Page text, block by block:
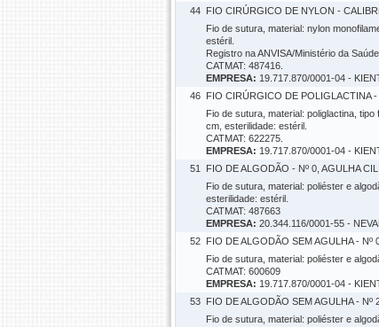
44 FIO CIRÚRGICO DE NYLON -
Fio de sutura, material: nylon
estéril.
Registro na ANVISA/Ministério da Saúde.
CATMAT: 487416.
EMPRESA: 19.717.870/0001-04 -
46 FIO CIRÚRGICO DE POLIGLACTINA
Fio de sutura, material: poliglactina,
cm, esterilidade: estéril.
CATMAT: 622275.
EMPRESA: 19.717.870/0001-04 -
51
FIO DE ALGODÃO - Nº 0, AGULHA
Fio de sutura, material: poliéster e
esterilidade: estéril.
CATMAT: 487663
EMPRESA: 20.344.116/0001-55 -
52 FIO DE ALGODÃO SEM AGULHA - Nº
Fio de sutura, material: poliéster e
CATMAT: 600609
EMPRESA: 19.717.870/0001-04 -
53 FIO DE ALGODÃO SEM AGULHA - Nº
Fio de sutura, material: poliéster e